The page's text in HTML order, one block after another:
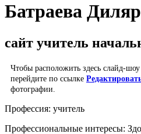
Батраева
сайт учитель
Чтобы расположить здесь слайд-
перейдите по ссылке
фотографии.
Профессия: учитель
Профессиональные интересы: